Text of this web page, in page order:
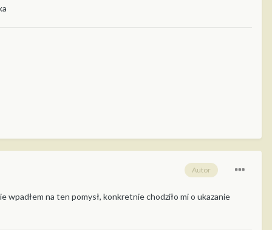
Autor
wpadłem na ten pomysł, konkretnie chodziło mi o ukazanie